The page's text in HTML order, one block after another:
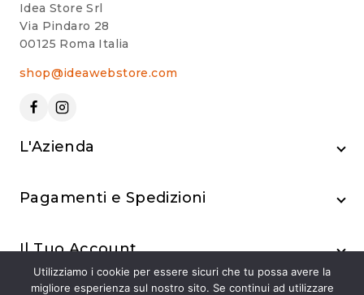
Idea Store Srl
Via Pindaro 28
00125 Roma Italia
shop@ideawebstore.com
L'Azienda
Pagamenti e Spedizioni
Il Tuo Account
Utilizziamo i cookie per essere sicuri che tu possa avere la
migliore esperienza sul nostro sito. Se continui ad utilizzare